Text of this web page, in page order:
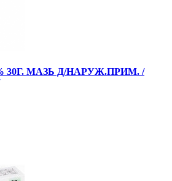
30Г. МАЗЬ Д/НАРУЖ.ПРИМ. /